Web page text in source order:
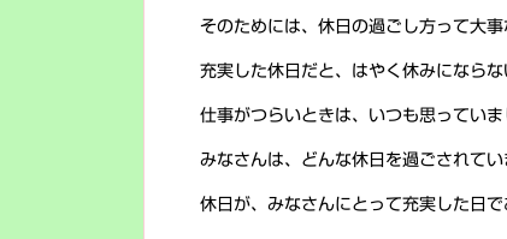
そのためには、休日の過ごし方って大
充実した休日だと、はやく休みになら
仕事がつらいときは、いつも思っていま
みなさんは、どんな休日を過ごされてい
休日が、みなさんにとって充実した日で